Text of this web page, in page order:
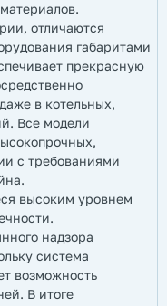
отличаются
габаритами
прекрасную
в котельных,
Все модели
с требованиями
высоким уровнем
надзора
система
возможность
В итоге